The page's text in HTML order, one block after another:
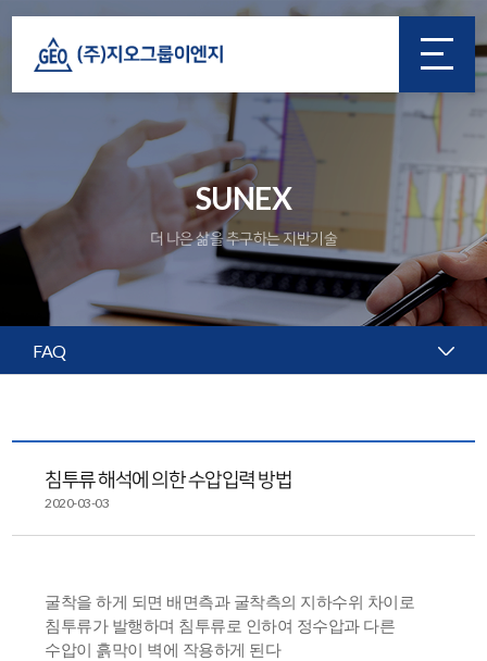
SUNEX
더 나은 삶을 추구하는 지반기술
FAQ
침투류 해석에 의한 수압입력 방법
2020-03-03
굴착을 하게 되면 배면측과 굴착측의 지하수위 차이로
침투류가 발행하며 침투류로 인하여 정수압과 다른
수압이 흙막이 벽에 작용하게 된다